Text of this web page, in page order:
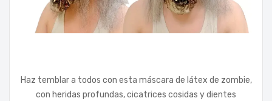
Haz temblar a todos con esta máscara de látex de zombie,
con heridas profundas, cicatrices cosidas y dientes